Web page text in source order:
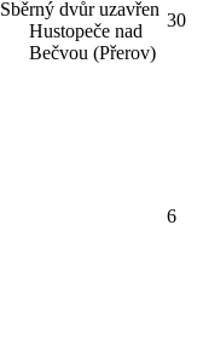
Sběrný dvůr uzavřen
Hustopeče nad
Bečvou (Přerov)
30
6